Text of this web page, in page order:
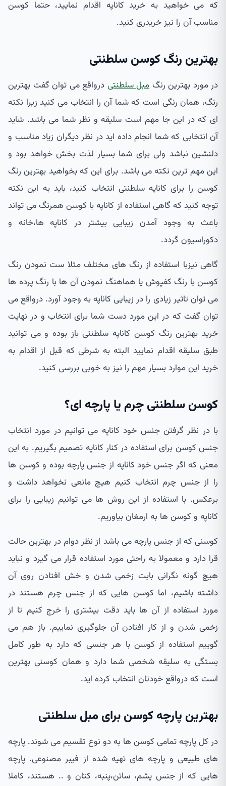
که می خواهید به خرید کاناپه اقدام نمایید، حتما کوسن
مناسب آن را نیز خریدری کنید.
بهترین رنگ کوسن سلطنتی
در مورد بهترین رنگ مبل سلطنتی درواقع می توان گفت بهترین
رنگ، همان رنگی است که شما آن را انتخاب می کنید زیرا نکته
ای که در این جا مهم است سلیقه و نظر شما می باشد. شاید
آن انتخابی که شما انجام داده اید در نظر دیگران زیاد مناسب و
دلنشین نباشد ولی برای شما بسیار لذت بخش خواهد بود و
این مهم ترین نکته می باشد. برای این که بخواهید بهترین رنگ
کوسن را برای کاناپه سلطنتی انتخاب کنید، باید به این نکته
توجه کنید که گاهی استفاده از کاناپه با کوسن همرنگ می تواند
باعث به وجود آمدن زیبایی بیشتر در کاناپه ها،خانه و
دکوراسیون گردد.
گاهی نیزبا استفاده از رنگ های مختلف مثلا ست نمودن رنگ
کوسن با رنگ کفپوش یا هماهنگ نمودن آن ها با رنگ پرده ها
می توان تاثیر زیادی را در زیبایی کاناپه به وجود آورد. درواقع می
توان گفت که در این مورد دست شما برای انتخاب و در نهایت
خرید بهترین رنگ کوسن کاناپه سلطنتی باز بوده و می توانید
طبق سلیقه اقدام نمایید البته به شرطی که قبل از اقدام به
خرید این موارد بسیار مهم را نیز به خوبی بررسی کنید.
کوسن سلطنتی چرم یا پارچه ای؟
با در نظر گرفتن جنس خود کاناپه می توانیم در مورد انتخاب
جنس کوسن برای استفاده در کنار کاناپه تصمیم بگیریم. به این
معنی که اگر جنس خود کاناپه از جنس پارچه بوده و کوسن ها
را از جنس چرم انتخاب کنیم هیچ مانعی نخواهد داشت و
برعکس. با استفاده از این روش ها می توانیم زیبایی را برای
کاناپه و کوسن ها به ارمغان بیاوریم.
کوسنی که از جنس پارچه می باشد از نظر دوام در بهترین حالت
قرا دارد و معمولا به راحتی مورد استفاده قرار می گیرد و نباید
هیچ گونه نگرانی بابت زخمی شدن و خش افتادن روی آن
داشته باشیم، اما کوسن هایی که از جنس چرم هستند در
مورد استفاده از آن ها باید دقت بیشتری را خرج کنیم تا از
زخمی شدن و از کار افتادن آن جلوگیری نماییم. باز هم می
گوییم استفاده از کوسن با هر جنسی که دارد به طور کامل
بستگی به سلیقه شخصی شما دارد و همان کوسنی بهترین
است که درواقع خودتان انتخاب کرده اید.
بهترین پارچه کوسن برای مبل سلطنتی
در کل پارچه تمامی کوسن ها به دو نوع تقسیم می شوند. پارچه
های طبیعی و پارچه های تهیه شده از فیبر مصنوعی. پارچه
هایی که از جنس پشم، ساتن،پنبه، کتان و .. هستند، کاملا